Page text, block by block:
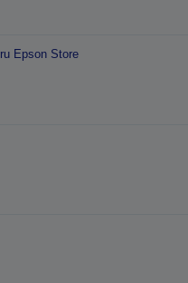
Epson Store